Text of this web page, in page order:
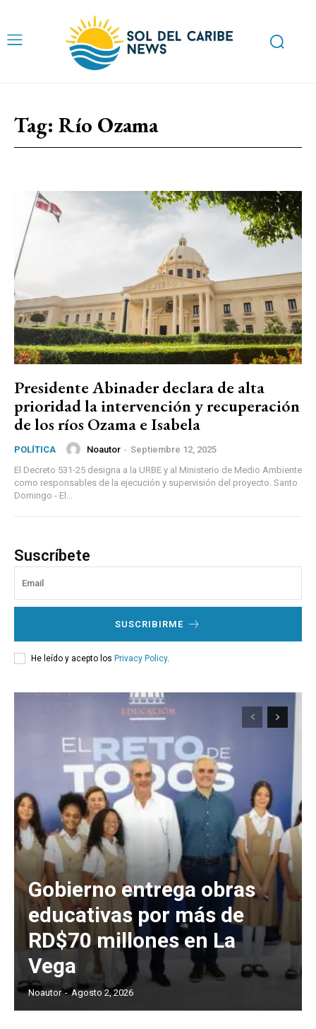
Tag: Río Ozama
Presidente Abinader declara de alta
prioridad la intervención y recuperación
de los ríos Ozama e Isabela
POLÍTICA Noautor - Septiembre 12, 2025
El Decreto 531-25 designa a la URBE y al Ministerio de Medio Ambiente
como responsables de la ejecución y supervisión del proyecto. Santo
Domingo - El...
Suscríbete
SUSCRIBIRME
He leído y acepto los Privacy Policy.
Gobierno entrega obras
educativas por más de
RD$70 millones en La
Vega
Noautor - Agosto 2, 2026